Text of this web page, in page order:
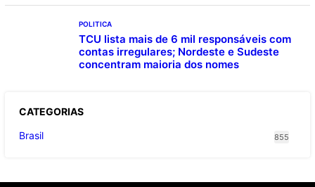
POLITICA
TCU lista mais de 6 mil responsáveis com
contas irregulares; Nordeste e Sudeste
concentram maioria dos nomes
CATEGORIAS
Brasil
855